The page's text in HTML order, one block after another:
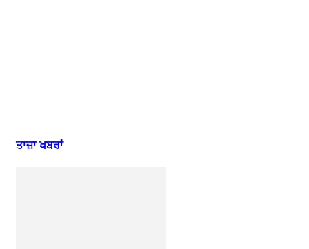
ਤਾਜ਼ਾ ਖਬਰਾਂ